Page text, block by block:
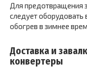
Для предотвращения
следует оборудовать
обогрев в зимнее
Доставка и
конвертеры